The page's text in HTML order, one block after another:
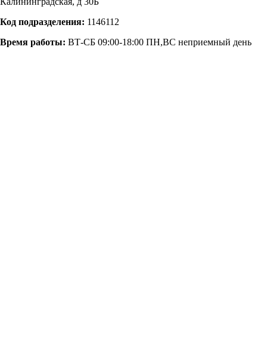
Код подразделения: 1146112
Время работы: ВТ-СБ 09:00-18:00 ПН,ВС неприемный день